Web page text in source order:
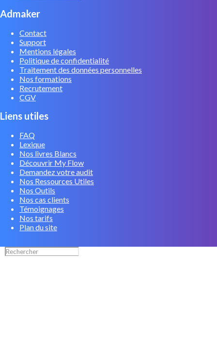
Admaker
Contact
Support
Mentions légales
Politique de confidentialité
Traitement des données personnelles
Nos formations
Recrutement
CGV
Liens utiles
FAQ
Lexique
Nos livres Blancs
Découvrir My Flow
Demandez votre audit
Nos Ressources Utiles
Nos Outils
Nos cas clients
Témoignages
Nos tarifs
Plan du site